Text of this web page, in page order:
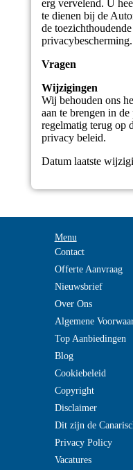
erg vervelend. U
te dienen bij de
de
privacybescherming.
Vragen
Wijzigingen
Wij behouden ons
aan te brengen in
regelmatig terug op
privacy beleid.
Datum laatste
Menu
Contact
Offerte Aanvraag
Nieuwsbrief
Over Ons
Algemene
Top Aanbiedingen
Blog
Cookiebeleid
Copyright
Disclaimer
Dit zijn de
Privacy Policy
Vacatures